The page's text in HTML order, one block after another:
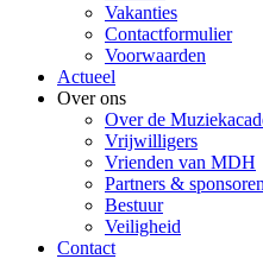
Vakanties
Contactformulier
Voorwaarden
Actueel
Over ons
Over de
Vrijwilligers
Vrienden van MDH
Partners & sponsoren
Bestuur
Veiligheid
Contact